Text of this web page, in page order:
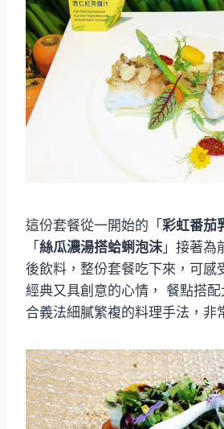
這份套餐從一開始的「 彩虹番茄
「 絲瓜濃湯搭蛤蜊泡沫」接著為
後飲料，整份套餐吃下來，可感
經典又具創意的心情， 餐點搭
合義法細膩繁複的料理手法，非